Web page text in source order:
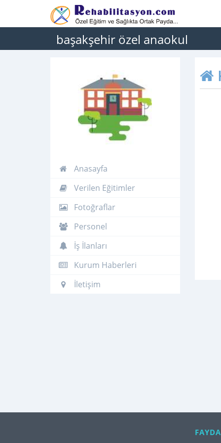
başakşehir özel anaokul
Anasayfa
Verilen Eğitimler
Fotoğraflar
Personel
İş İlanları
Kurum Haberleri
İletişim